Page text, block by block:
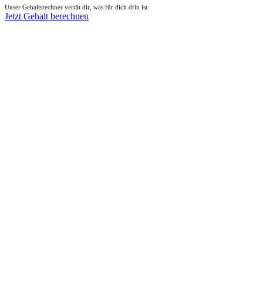
Unser Gehaltsrechner verrät dir, was für dich drin ist
Jetzt Gehalt berechnen